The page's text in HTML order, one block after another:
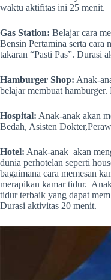
waktu aktifitas ini 25 menit.
Gas Station: Belajar cara
Bensin Pertamina serta cara
takaran “Pasti Pas”. Durasi
Hamburger Shop: Anak-
belajar membuat
Hospital: Anak-anak akan
Bedah, Asisten
Hotel: Anak-anak akan
dunia perhotelan seperti
bagaimana cara memesan
merapikan kamar tidur.
tidur terbaik yang dapat
Durasi aktivitas 20 menit.